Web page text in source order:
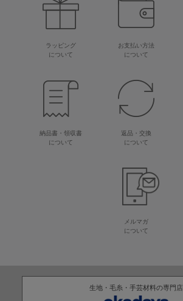
ラッピング
について
お支払い方法
について
納品書・領収書
について
返品・交換
について
メルマガ
について
生地・毛糸・手芸材料の専門店